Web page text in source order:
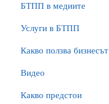
БTПП в медиите
Услуги в БТПП
Какво ползва бизнесът
Видео
Какво предстои